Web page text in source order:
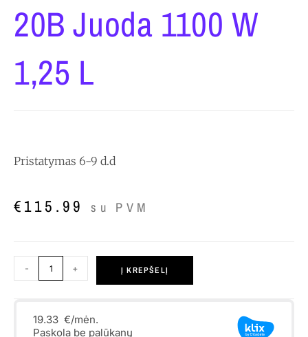
20B Juoda 1100 W
1,25 L
Pristatymas 6-9 d.d
€115.99 su PVM
- + Į KREPŠELĮ